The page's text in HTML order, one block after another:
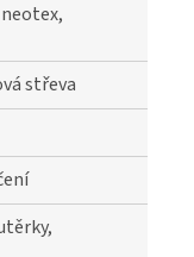
střeva